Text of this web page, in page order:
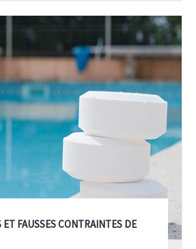
ET FAUSSES CONTRAINTES DE